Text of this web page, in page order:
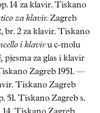
14 za klavir. Tiskano
za klavir. Zagreb
br. 2 za klavir. Tiskano
i klaviru c-molu
pjesma za glas i klavir
Zagreb 1951. —
Tiskano Zagreb
51. Tiskano Zagreb s.